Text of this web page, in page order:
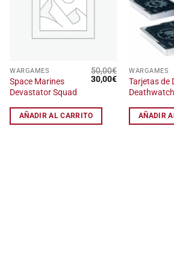
precio
actual
29,70€.
WARGAMES
Space Marines
Devastator Squad
50,00€
El
50,00€.
30,00€El
precio
actual
30,00€.
AÑADIR AL CARRITO
WARGAMES
Tarjetas de
Deathwatch
AÑADIR